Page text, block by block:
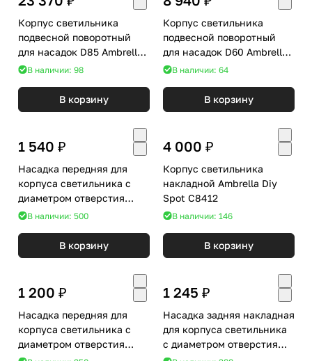
Корпус светильника
подвесной поворотный
для насадок D85 Ambrella
DIY Spot C9177
В наличии: 98
В корзину
Корпус светильника
подвесной поворотный
для насадок D60 Ambrella
DIY Spot C9006
В наличии: 64
В корзину
1 540 ₽
Насадка передняя для
корпуса светильника с
диаметром отверстия
D85mm Ambrella Diy Spot
В наличии: 500
В корзину
4 000 ₽
Корпус светильника
накладной Ambrella Diy
Spot C8412
В наличии: 146
В корзину
1 200 ₽
Насадка передняя для
корпуса светильника с
диаметром отверстия
D70mm Ambrella DIY Spot
1 245 ₽
Насадка задняя накладная
для корпуса светильника
с диаметром отверстия
D60mm Ambrella DIY Spot